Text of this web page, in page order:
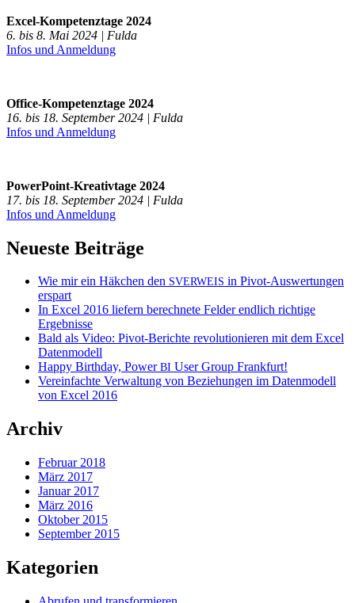
Excel-Kompetenztage 2024
6. bis 8. Mai 2024 | Fulda
Infos und Anmeldung
Office-Kompetenztage 2024
16. bis 18. September 2024 | Fulda
Infos und Anmeldung
PowerPoint-Kreativtage 2024
17. bis 18. September 2024 | Fulda
Infos und Anmeldung
Neueste Beiträge
Wie mir ein Häkchen den SVERWEIS in Pivot-Auswertungen
erspart
In Excel 2016 liefern berechnete Felder endlich richtige
Ergebnisse
Bald als Video: Pivot-Berichte revolutionieren mit dem Excel
Datenmodell
Happy Birthday, PowerBI User Group Frankfurt!
Vereinfachte Verwaltung von Beziehungen im Datenmodell
von Excel 2016
Archiv
Februar 2018
März 2017
Januar 2017
März 2016
Oktober 2015
September 2015
Kategorien